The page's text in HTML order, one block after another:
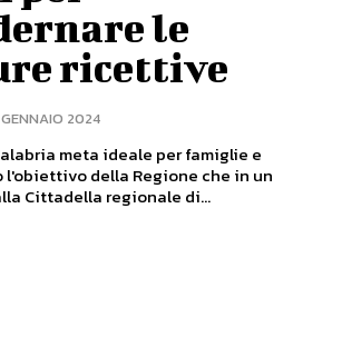
le
ricettive
2024
meta ideale per famiglie e
l'obiettivo della Regione che in un
Cittadella regionale di...